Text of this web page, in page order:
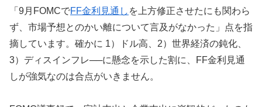
「9月FOMCでFF金利見通し を上方修正させたにも関わら
ず、市場予想とのかい離について言及がなかった」点を指
摘しています。確かに 1）ドル高、2）世界経済の鈍化、
3）ディスインフレ──に懸念を示した割に、FF金利見通
しが強気なのは合点がいきません。